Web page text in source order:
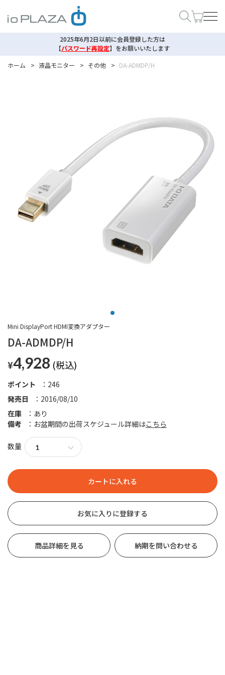
2025年6月2日以前に会員登録した方は
【パスワード再設定】 をお願いいたします
ホーム
> 液晶モニター > その他 > DA-ADMDP/H
DA-ADMDP/H
Mini DisplayPort HDMI変換アダプター
¥4,928
発売日 2016/08/10
ポイント 246
在庫
あり
備考
お盆期間の出荷スケジュール詳細はこちら
数量
お気に入りに登録する
商品詳細を見る 納期を問い合わせる